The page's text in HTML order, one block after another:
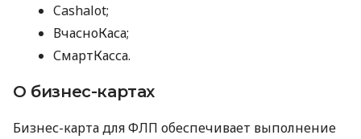
Cashalot;
ВчасноКаса;
СмартКасса.
О бизнес-картах
Бизнес-карта для ФЛП обеспечивает выполнение